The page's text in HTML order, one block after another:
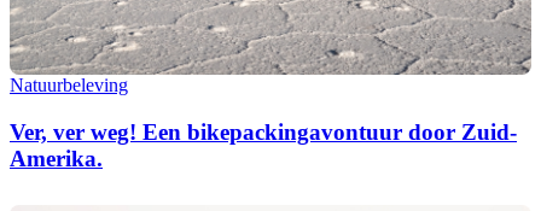
Natuurbeleving
Ver, ver weg! Een bikepackingavontuur door Zuid-
Amerika.